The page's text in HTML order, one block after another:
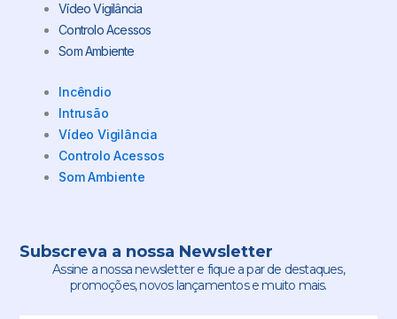
Vídeo Vigilância
Controlo Acessos
Som Ambiente
Incêndio
Intrusão
Vídeo Vigilância
Controlo Acessos
Som Ambiente
Subscreva a nossa Newsletter
Assine a nossa newsletter e fique a par de destaques,
promoções, novos lançamentos e muito mais.